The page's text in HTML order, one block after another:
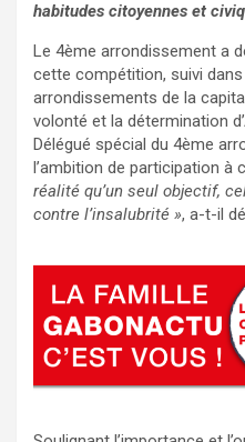
habitudes citoyennes et
Le 4ème arrondissement a
cette compétition, suivi dans
arrondissements de la
volonté et la détermination
Délégué spécial du 4ème
l’ambition de participation à
réalité qu’un seul objectif,
contre l’insalubrité », a-t-il